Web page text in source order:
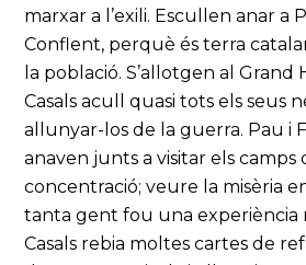
marxar a l’exili. Escullen anar a
Conflent, perquè és terra
la població. S’allotgen al Grand
Casals acull quasi tots els seus
allunyar-los de la guerra. Pau i
anaven junts a visitar els camps
concentració; veure la misèria
tanta gent fou una experiència
Casals rebia moltes cartes de